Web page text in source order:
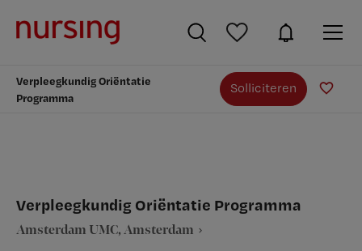
Verpleegkundig Oriëntatie
Programma
Solliciteren
Verpleegkundig Oriëntatie Programma
Amsterdam UMC, Amsterdam